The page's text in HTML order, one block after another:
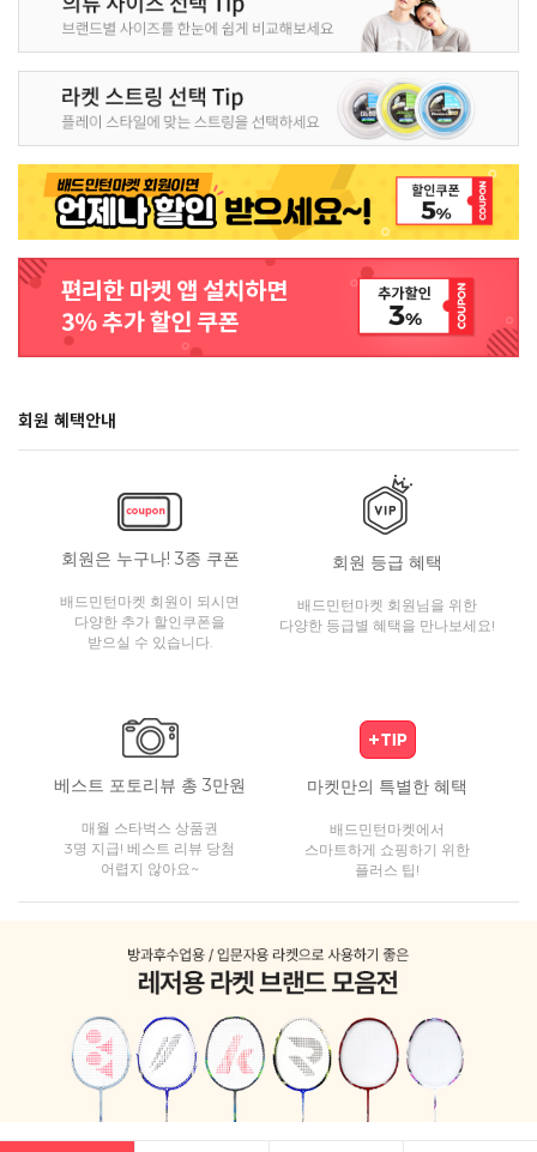
회원 혜택안내
회원은 누구나! 3종 쿠폰
배드민턴마켓 회원이 되시면
다양한 추가 할인쿠폰을
받으실 수 있습니다.
회원 등급 혜택
배드민턴마켓 회원님을 위한
다양한 등급별 혜택을 만나보세요!
베스트 포토리뷰 총 3만원
매월 스타벅스 상품권
3명 지급! 베스트 리뷰 당첨
어렵지 않아요~
마켓만의 특별한 혜택
배드민턴마켓에서
스마트하게 쇼핑하기 위한
플러스 팁!